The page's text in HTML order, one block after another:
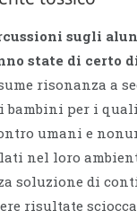
sugli
state di certo
risonanza a
per i
umani e
nel loro
soluzione di
risultate